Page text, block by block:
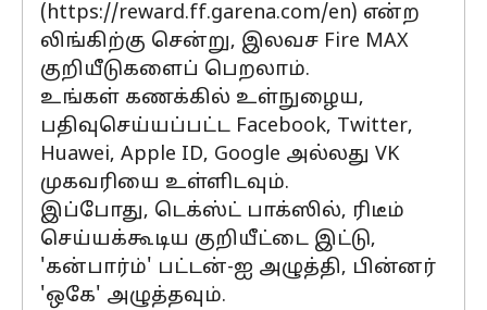
(https://reward.ff.garena.com/en) என்ற
லிங்கிற்கு சென்று, இலவச Fire MAX
குறியீடுகளைப் பெறலாம்.
உங்கள் கணக்கில் உள்நுழைய,
பதிவுசெய்யப்பட்ட Facebook, Twitter,
Huawei, Apple ID, Google அல்லது VK
முகவரியை உள்ளிடவும்.
இப்போது, டெக்ஸ்ட் பாக்ஸில், ரிடீம்
செய்யக்கூடிய குறியீட்டை இட்டு,
'கன்பார்ம்' பட்டன்-ஐ அழுத்தி, பின்னர்
'ஒகே' அழுத்தவும்.